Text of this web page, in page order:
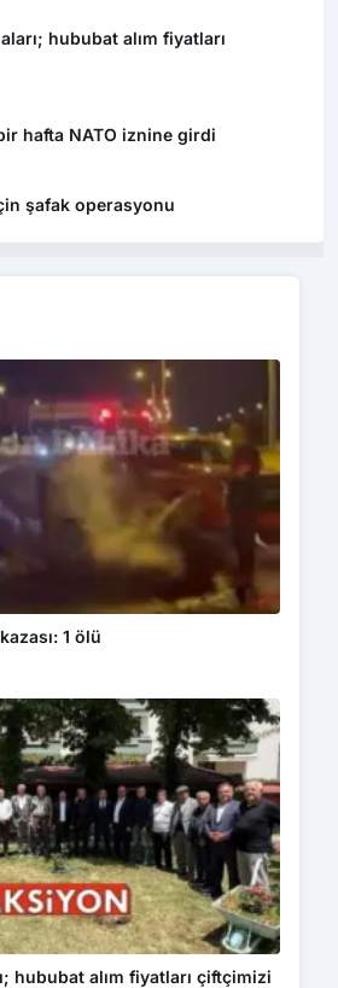
hububat alım fiyatları
hafta NATO iznine girdi
şafak operasyonu
1 ölü
hububat alım fiyatları çiftçimizi